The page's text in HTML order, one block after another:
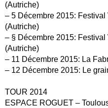
(Autriche)
– 5 Décembre 2015:
(Autriche)
– § Décembre 2015:
(Autriche)
– 11 Décembre 2015: La
– 12 Décembre 2015: Le
TOUR 2014
ESPACE ROGUET –